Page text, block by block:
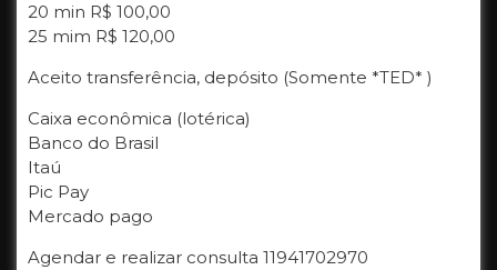
20 min R$ 100,00
25 mim R$ 120,00
Aceito transferência, depósito (Somente *TED* )
Caixa econômica (lotérica)
Banco do Brasil
Itaú
Pic Pay
Mercado pago
Agendar e realizar consulta 11941702970